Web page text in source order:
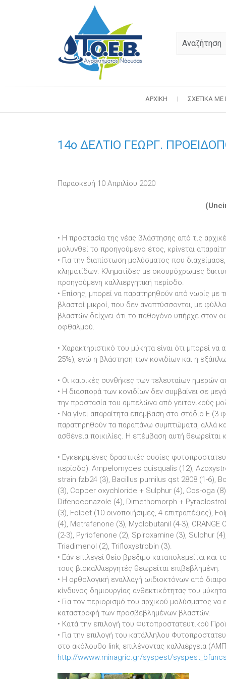
ΑΡΧΙΚΉ ΣΧΕΤΙΚΆ
14o ΔΕΛΤΙΟ ΓΕΩΡΓ.
Παρασκευή 10 Απριλίου 2020
• Η προστασία της νέας βλάστησης από τις
μολυνθεί το προηγούμενο έτος, κρίνεται
• Για την διαπίστωση μολύσματος που
κληματίδων. Κληματίδες με σκουρόχρωμες
προηγούμενη καλλιεργητική περίοδο.
• Επίσης, μπορεί να παρατηρηθούν από νωρίς με
βλαστοί μικροί, που δεν αναπτύσσονται, με
βλαστών δείχνει ότι το παθογόνο υπήρχε στον
οφθαλμού.
• Χαρακτηριστικό του μύκητα είναι ότι μπορεί
25%), ενώ η βλάστηση των κονιδίων και η
• Οι καιρικές συνθήκες των τελευταίων
• Η διασπορά των κονιδίων δεν συμβαίνει σε
την προστασία του αμπελώνα από γειτονικούς
• Να γίνει απαραίτητα επέμβαση στο στάδιο Ε
παρατηρηθούν τα παραπάνω συμπτώματα, αλλά
ασθένεια ποικιλίες. Η επέμβαση αυτή θεωρείται
• Εγκεκριμένες δραστικές ουσίες
περίοδο): Ampelomyces quisqualis (12),
strain fzb24 (3), Bacillus pumilus qst 2808 (1-6),
(3), Copper oxychloride + Sulphur (4), Cos-oga
Difenoconazole (4), Dimethomorph +
(3), Folpet (10 οινοποιήσιμες, 4
(4), Metrafenone (3), Myclobutanil (4-3),
(2-3), Pyriofenone (2), Spiroxamine (3), Sulphur
Triadimenol (2), Trifloxystrobin (3).
• Εάν επιλεγεί θείο βρέξιμο καταπολεμείται
τους βιοκαλλιεργητές θεωρείται επιβεβλημένη.
• Η ορθολογική εναλλαγή ωιδιοκτόνων από
κίνδυνος δημιουργίας ανθεκτικότητας του
• Για τον περιορισμό του αρχικού μολύσματος
καταστροφή των προσβεβλημένων βλαστών.
• Κατά την επιλογή του Φυτοπροστατευτικού
• Για την επιλογή του κατάλληλου
στο ακόλουθο link, επιλέγοντας καλλιέργεια
http://wwww.minagric.gr/syspest/